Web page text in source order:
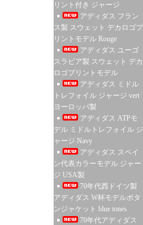
リント付き ジャージ
アディダス フラン
ス製 スウェット デカロゴプ
リントモデル Rouge
アディダス ユーゴ
スラビア製 スウェット デカ
ロゴプリントモデル
アディダス ミドル
トレフォイル ジャージ vert
ヨーロッパ製
アディダス ATPモ
デル ミドルトレフォイル ジ
ャージ Navy
アディダス スペイ
ン代表カラーモデル ジャー
ジ USA製
70年代西ドイツ製
アディダス W杯モデルボタ
ンジャケット blue tones
70年代アディダス